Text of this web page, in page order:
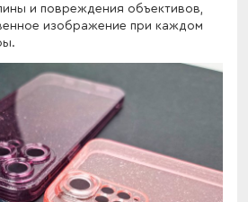
и повреждения объективов,
изображение при каждом